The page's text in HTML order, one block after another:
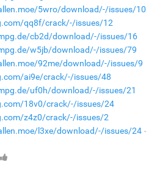
5wro/download/-/issues/10
qq8f/crack/-/issues/12
cb2d/download/-/issues/16
w5jb/download/-/issues/79
92me/download/-/issues/9
ai9e/crack/-/issues/48
uf0h/download/-/issues/21
18v0/crack/-/issues/24
z4z0/crack/-/issues/2
l3xe/download/-/issues/24